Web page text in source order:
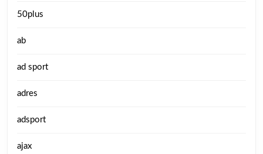
50plus
ab
ad sport
adres
adsport
ajax